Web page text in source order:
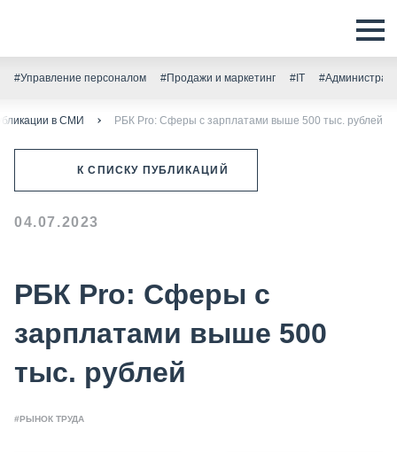
#Управление персоналом #Продажи и маркетинг #IT
в СМИ РБК Pro: Сферы с зарплатами выше 500 тыс. рублей
К СПИСКУ ПУБЛИКАЦИЙ
04.07.2023
РБК Pro: Сферы с
зарплатами выше 500
тыс. рублей
#РЫНОК ТРУДА